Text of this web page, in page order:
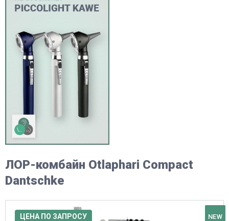
ЛОР-комбайн Otlaphari Compact
Dantschke
ЦЕНА ПО ЗАПРОСУ NEW